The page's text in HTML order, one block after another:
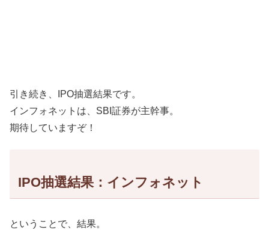
引き続き、IPO抽選結果です。
インフォネットは、SBI証券が主幹事。
期待していますぞ！
IPO抽選結果：インフォネット
ということで、結果。